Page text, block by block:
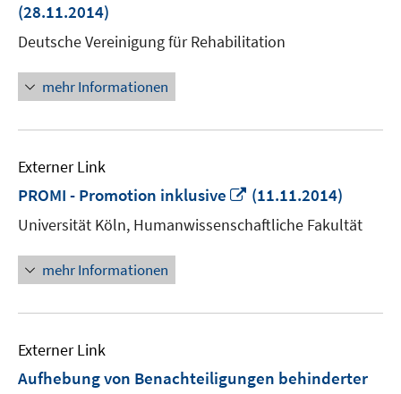
(28.11.2014)
Deutsche Vereinigung für Rehabilitation
mehr Informationen
Externer Link
PROMI - Promotion inklusive
In
neuem
Fenster
(11.11.2014)
Universität Köln, Humanwissenschaftliche Fakultät
mehr Informationen
Externer Link
Aufhebung von Benachteiligungen behinderter